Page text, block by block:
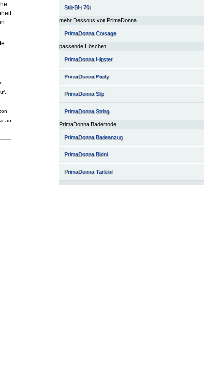
Still-BH 70I
mehr Dessous von PrimaDonna
PrimaDonna Corsage
passende Höschen
PrimaDonna Hipster
PrimaDonna Panty
PrimaDonna Slip
PrimaDonna String
PrimaDonna Bademode
PrimaDonna Badeanzug
PrimaDonna Bikini
PrimaDonna Tankini
an